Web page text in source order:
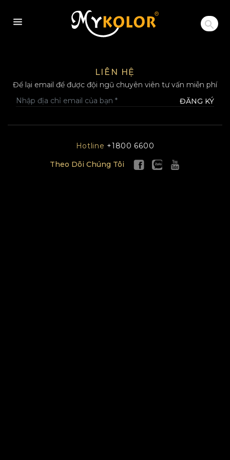
MYKOLOR
LIÊN HỆ
Để lại email để được đội ngũ chuyên viên tư vấn miễn phí
ĐĂNG KÝ
Hotline +1800 6600
Theo Dõi Chúng Tôi